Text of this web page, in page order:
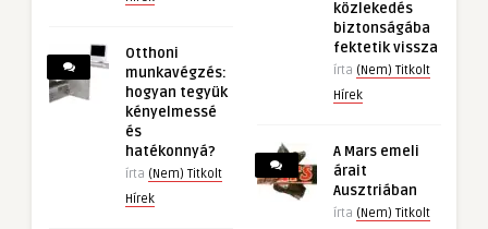
Otthoni
munkavégzés:
hogyan tegyük
kényelmessé
és
hatékonnyá?
írta (Nem) Titkolt
Hírek
közlekedés
biztonságába
fektetik vissza
írta (Nem) Titkolt
Hírek
A Mars emeli
árait
Ausztriában
írta (Nem) Titkolt